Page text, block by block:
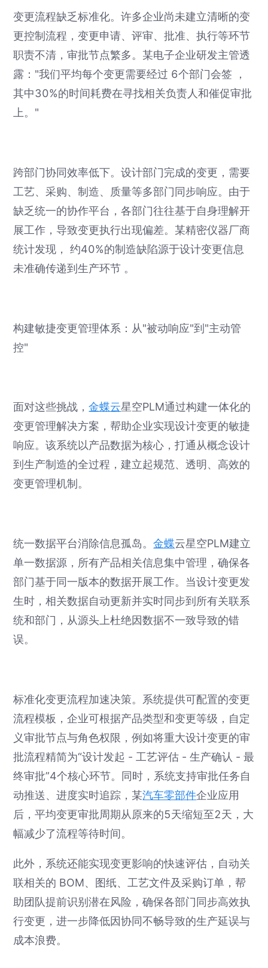
变更流程缺乏标准化。许多企业尚未建立清晰的变
更控制流程，变更申请、评审、批准、执行等环节
职责不清，审批节点繁多。某电子企业研发主管透
露："我们平均每个变更需要经过 6个部门会签 ，
其中30%的时间耗费在寻找相关负责人和催促审批
上。"
跨部门协同效率低下。设计部门完成的变更，需要
工艺、采购、制造、质量等多部门同步响应。由于
缺乏统一的协作平台，各部门往往基于自身理解开
展工作，导致变更执行出现偏差。某精密仪器厂商
统计发现， 约40%的制造缺陷源于设计变更信息
未准确传递到生产环节 。
构建敏捷变更管理体系：从"被动响应"到"主动管
控"
面对这些挑战，金蝶云星空PLM通过构建一体化的
变更管理解决方案，帮助企业实现设计变更的敏捷
响应。该系统以产品数据为核心，打通从概念设计
到生产制造的全过程，建立起规范、透明、高效的
变更管理机制。
统一数据平台消除信息孤岛。金蝶云星空PLM建立
单一数据源，所有产品相关信息集中管理，确保各
部门基于同一版本的数据开展工作。当设计变更发
生时，相关数据自动更新并实时同步到所有关联系
统和部门，从源头上杜绝因数据不一致导致的错
误。
标准化变更流程加速决策。系统提供可配置的变更
流程模板，企业可根据产品类型和变更等级，自定
义审批节点与角色权限，例如将重大设计变更的审
批流程精简为“设计发起 - 工艺评估 - 生产确认 - 最
终审批”4个核心环节。同时，系统支持审批任务自
动推送、进度实时追踪，某汽车零部件企业应用
后，平均变更审批周期从原来的5天缩短至2天，大
幅减少了流程等待时间。
此外，系统还能实现变更影响的快速评估，自动关
联相关的 BOM、图纸、工艺文件及采购订单，帮
助团队提前识别潜在风险，确保各部门同步高效执
行变更，进一步降低因协同不畅导致的生产延误与
成本浪费。